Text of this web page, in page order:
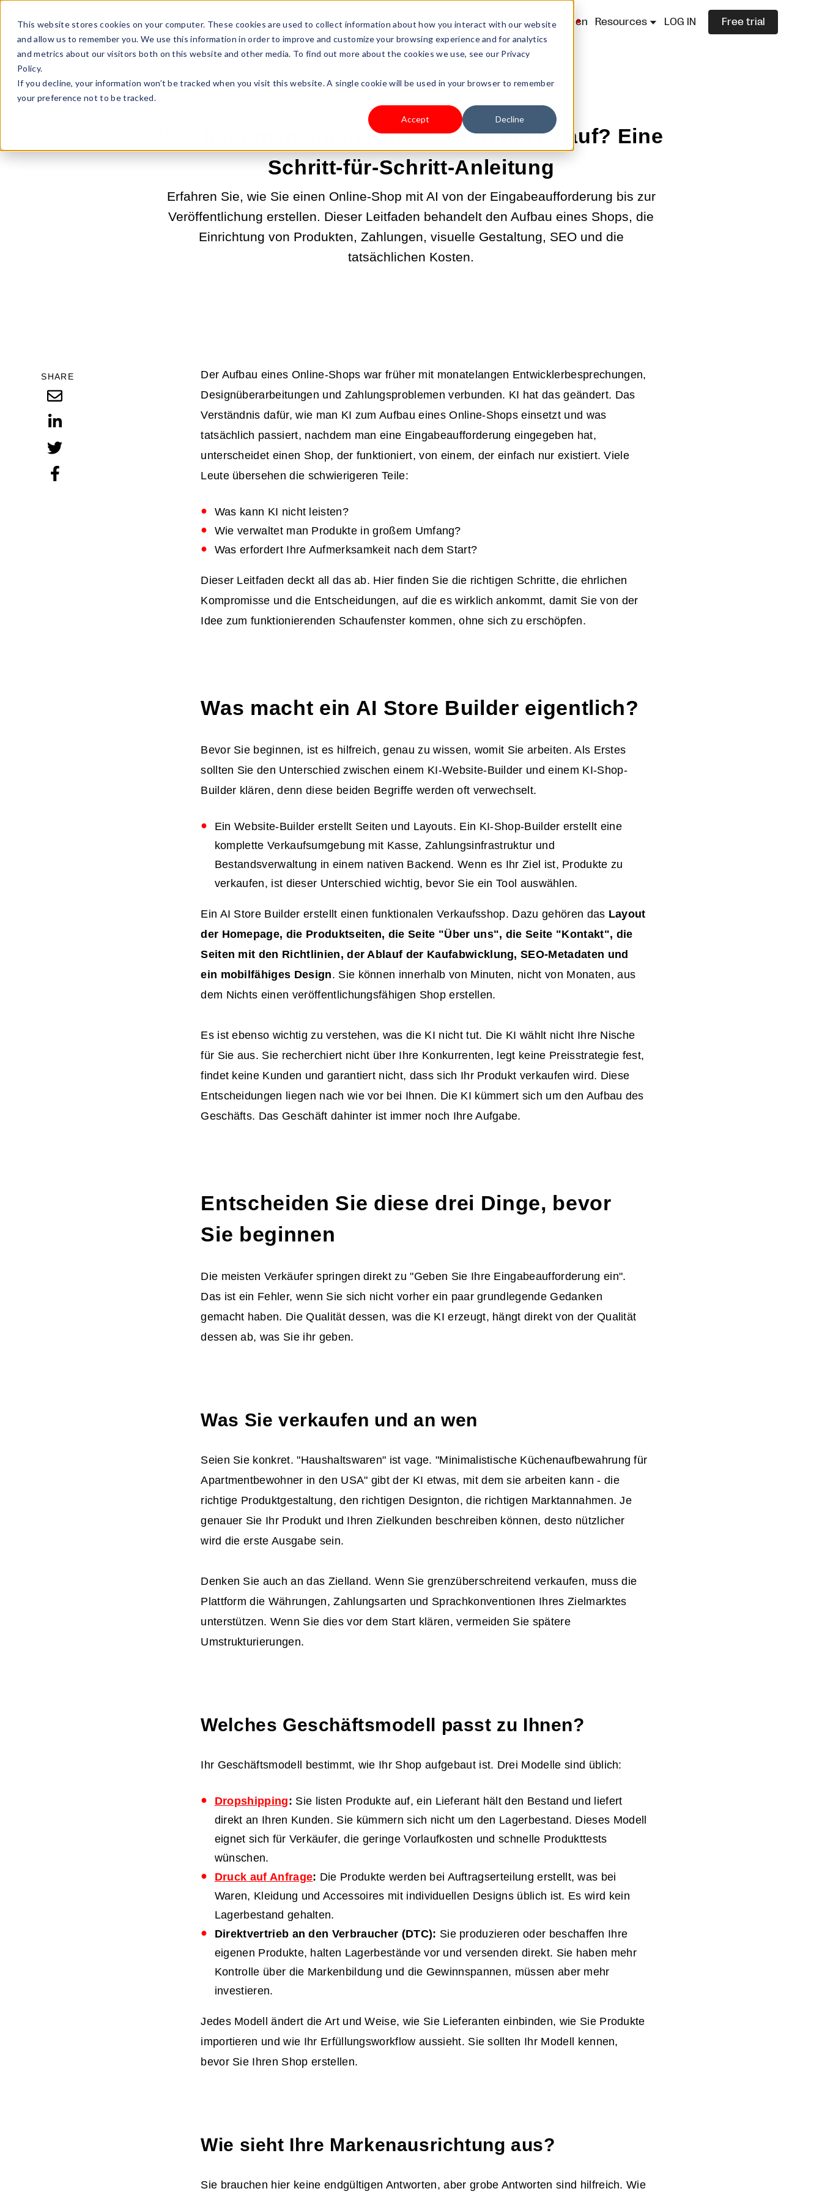
This website stores cookies on your computer. These cookies are used to collect information about how you interact with our website
and allow us to remember you. We use this information in order to improve and customize your browsing experience and for analytics
and metrics about our visitors both on this website and other media. To find out more about the cookies we use, see our Privacy
Policy.
If you decline, your information won’t be tracked when you visit this website. A single cookie will be used in your browser to remember
your preference not to be tracked.
Accept Decline
Sell Online Business Type Pricing Shoplazza.cn Resources LOG IN Free trial
22.04.2026 09:00:03 | UNTERNEHMEN GRÜNDEN
Wie baut man einen Online-Shop mit KI auf? Eine
Schritt-für-Schritt-Anleitung
Erfahren Sie, wie Sie einen Online-Shop mit AI von der Eingabeaufforderung bis zur
Veröffentlichung erstellen. Dieser Leitfaden behandelt den Aufbau eines Shops, die
Einrichtung von Produkten, Zahlungen, visuelle Gestaltung, SEO und die
tatsächlichen Kosten.
SHARE
Der Aufbau eines Online-Shops war früher mit monatelangen Entwicklerbesprechungen,
Designüberarbeitungen und Zahlungsproblemen verbunden. KI hat das geändert. Das
Verständnis dafür, wie man KI zum Aufbau eines Online-Shops einsetzt und was
tatsächlich passiert, nachdem man eine Eingabeaufforderung eingegeben hat,
unterscheidet einen Shop, der funktioniert, von einem, der einfach nur existiert. Viele
Leute übersehen die schwierigeren Teile:
Was kann KI nicht leisten?
Wie verwaltet man Produkte in großem Umfang?
Was erfordert Ihre Aufmerksamkeit nach dem Start?
Dieser Leitfaden deckt all das ab. Hier finden Sie die richtigen Schritte, die ehrlichen
Kompromisse und die Entscheidungen, auf die es wirklich ankommt, damit Sie von der
Idee zum funktionierenden Schaufenster kommen, ohne sich zu erschöpfen.
Was macht ein AI Store Builder eigentlich?
Bevor Sie beginnen, ist es hilfreich, genau zu wissen, womit Sie arbeiten. Als Erstes
sollten Sie den Unterschied zwischen einem KI-Website-Builder und einem KI-Shop-
Builder klären, denn diese beiden Begriffe werden oft verwechselt.
Ein Website-Builder erstellt Seiten und Layouts. Ein KI-Shop-Builder erstellt eine
komplette Verkaufsumgebung mit Kasse, Zahlungsinfrastruktur und
Bestandsverwaltung in einem nativen Backend. Wenn es Ihr Ziel ist, Produkte zu
verkaufen, ist dieser Unterschied wichtig, bevor Sie ein Tool auswählen.
Ein AI Store Builder erstellt einen funktionalen Verkaufsshop. Dazu gehören das Layout
der Homepage, die Produktseiten, die Seite "Über uns", die Seite "Kontakt", die
Seiten mit den Richtlinien, der Ablauf der Kaufabwicklung,SEO-Metadaten und
ein mobilfähiges Design. Sie können innerhalb von Minuten, nicht von Monaten, aus
dem Nichts einen veröffentlichungsfähigen Shop erstellen.
Es ist ebenso wichtig zu verstehen, was die KI nicht tut. Die KI wählt nicht Ihre Nische
für Sie aus. Sie recherchiert nicht über Ihre Konkurrenten, legt keine Preisstrategie fest,
findet keine Kunden und garantiert nicht, dass sich Ihr Produkt verkaufen wird. Diese
Entscheidungen liegen nach wie vor bei Ihnen. Die KI kümmert sich um den Aufbau des
Geschäfts. Das Geschäft dahinter ist immer noch Ihre Aufgabe.
Entscheiden Sie diese drei Dinge, bevor
Sie beginnen
Die meisten Verkäufer springen direkt zu "Geben Sie Ihre Eingabeaufforderung ein".
Das ist ein Fehler, wenn Sie sich nicht vorher ein paar grundlegende Gedanken
gemacht haben. Die Qualität dessen, was die KI erzeugt, hängt direkt von der Qualität
dessen ab, was Sie ihr geben.
Was Sie verkaufen und an wen
Seien Sie konkret. "Haushaltswaren" ist vage. "Minimalistische Küchenaufbewahrung für
Apartmentbewohner in den USA" gibt der KI etwas, mit dem sie arbeiten kann - die
richtige Produktgestaltung, den richtigen Designton, die richtigen Marktannahmen. Je
genauer Sie Ihr Produkt und Ihren Zielkunden beschreiben können, desto nützlicher
wird die erste Ausgabe sein.
Denken Sie auch an das Zielland. Wenn Sie grenzüberschreitend verkaufen, muss die
Plattform die Währungen, Zahlungsarten und Sprachkonventionen Ihres Zielmarktes
unterstützen. Wenn Sie dies vor dem Start klären, vermeiden Sie spätere
Umstrukturierungen.
Welches Geschäftsmodell passt zu Ihnen?
Ihr Geschäftsmodell bestimmt, wie Ihr Shop aufgebaut ist. Drei Modelle sind üblich:
Dropshipping: Sie listen Produkte auf, ein Lieferant hält den Bestand und liefert
direkt an Ihren Kunden. Sie kümmern sich nicht um den Lagerbestand. Dieses Modell
eignet sich für Verkäufer, die geringe Vorlaufkosten und schnelle Produkttests
wünschen.
Druck auf Anfrage: Die Produkte werden bei Auftragserteilung erstellt, was bei
Waren, Kleidung und Accessoires mit individuellen Designs üblich ist. Es wird kein
Lagerbestand gehalten.
Direktvertrieb an den Verbraucher (DTC): Sie produzieren oder beschaffen Ihre
eigenen Produkte, halten Lagerbestände vor und versenden direkt. Sie haben mehr
Kontrolle über die Markenbildung und die Gewinnspannen, müssen aber mehr
investieren.
Jedes Modell ändert die Art und Weise, wie Sie Lieferanten einbinden, wie Sie Produkte
importieren und wie Ihr Erfüllungsworkflow aussieht. Sie sollten Ihr Modell kennen,
bevor Sie Ihren Shop erstellen.
Wie sieht Ihre Markenausrichtung aus?
Sie brauchen hier keine endgültigen Antworten, aber grobe Antworten sind hilfreich. Wie